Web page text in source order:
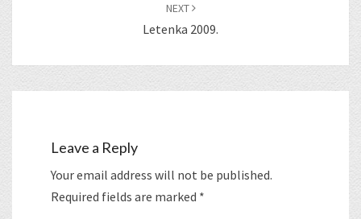
NEXT
Letenka 2009.
Leave a Reply
Your email address will not be published.
Required fields are marked *